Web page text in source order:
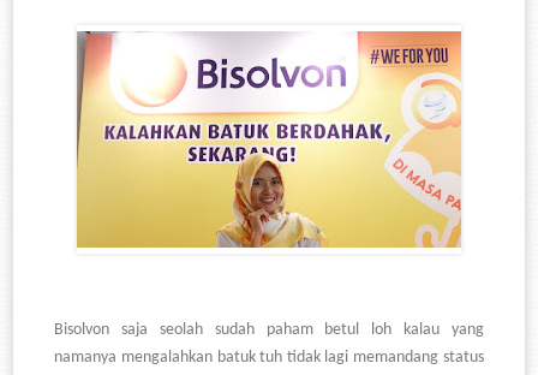
Bisolvon saja seolah sudah paham betul loh kalau yang
namanya mengalahkan batuk tuh tidak lagi memandang status